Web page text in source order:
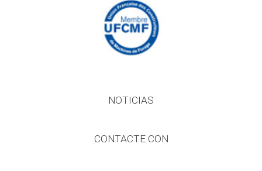
NOTICIAS
CONTACTE CON